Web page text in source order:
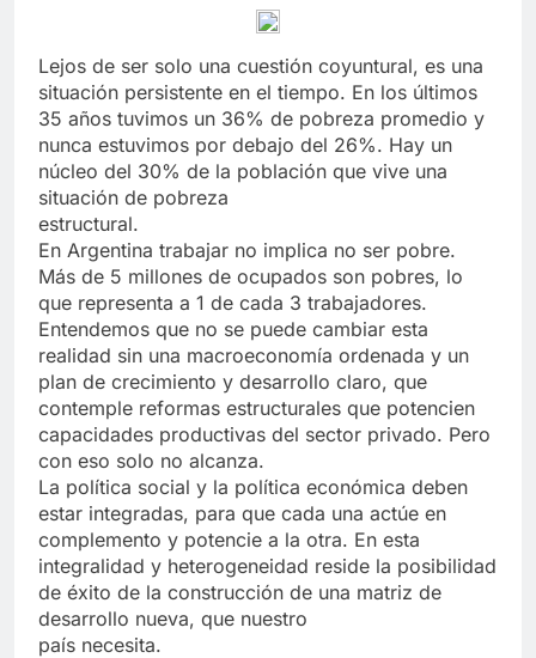
Lejos de ser solo una cuestión coyuntural, es una
situación persistente en el tiempo. En los últimos
35 años tuvimos un 36% de pobreza promedio y
nunca estuvimos por debajo del 26%. Hay un
núcleo del 30% de la población que vive una
situación de pobreza
estructural.
En Argentina trabajar no implica no ser pobre.
Más de 5 millones de ocupados son pobres, lo
que representa a 1 de cada 3 trabajadores.
Entendemos que no se puede cambiar esta
realidad sin una macroeconomía ordenada y un
plan de crecimiento y desarrollo claro, que
contemple reformas estructurales que potencien
capacidades productivas del sector privado. Pero
con eso solo no alcanza.
La política social y la política económica deben
estar integradas, para que cada una actúe en
complemento y potencie a la otra. En esta
integralidad y heterogeneidad reside la posibilidad
de éxito de la construcción de una matriz de
desarrollo nueva, que nuestro
país necesita.